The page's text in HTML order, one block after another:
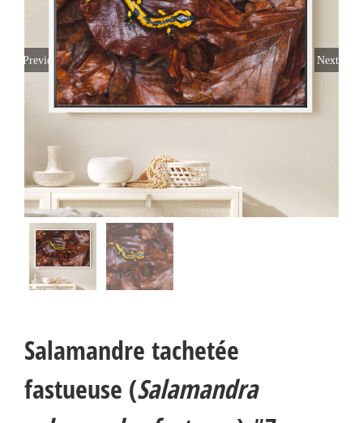
Previous Next
Salamandre tachetée
fastueuse (Salamandra